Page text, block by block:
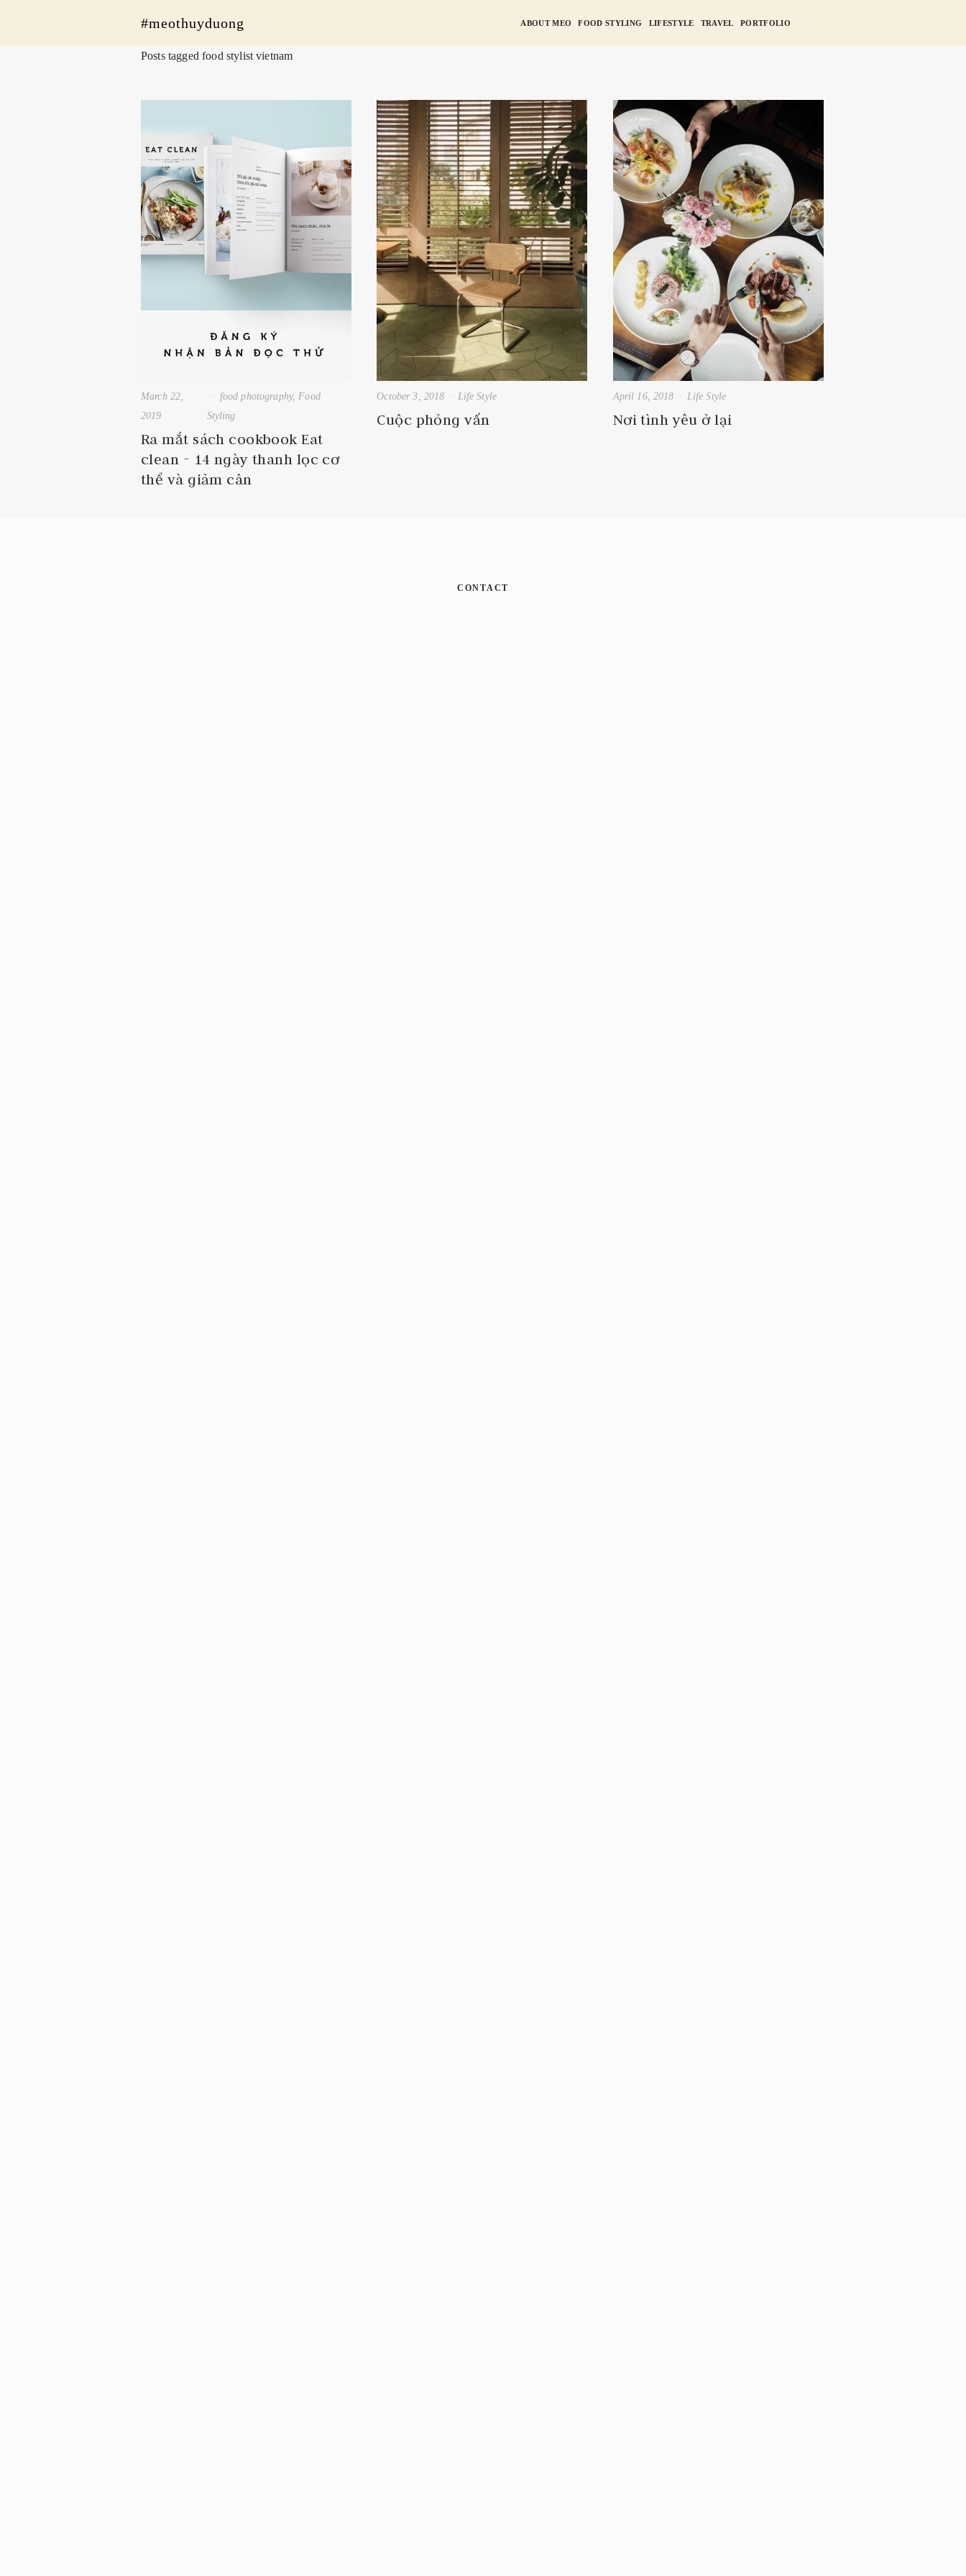
#meothuyduong ABOUT MEO FOOD STYLING LIFESTYLE TRAVEL PORTFOLIO
Posts tagged food stylist vietnam
Ra mắt sách cookbook Eat
clean - 14 ngày thanh lọc cơ
thể và giảm cân
food photography,Food
Styling
March 22,
2019
Cuộc phỏng vấn
Life Style
October 3, 2018
Nơi tình yêu ở lại
Life Style
April 16, 2018
CONTACT